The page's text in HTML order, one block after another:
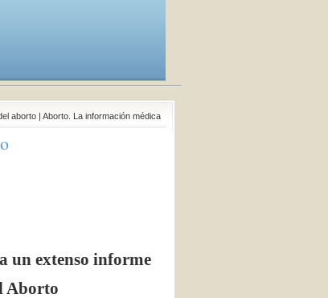
aborto | Aborto. La información médica
un extenso informe
Aborto